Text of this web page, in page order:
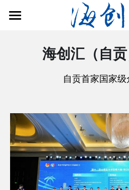
关于我们
联系我们
海创汇（自
自贡首家国家
博客分
所有博客分类